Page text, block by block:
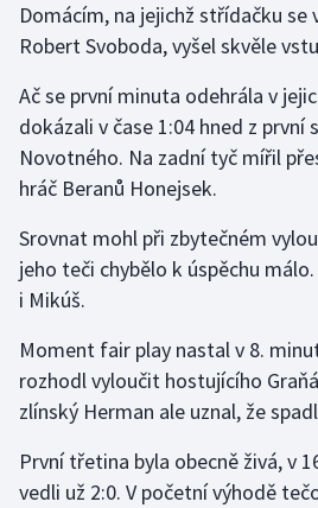
Gymnastika
Jezdectví
Judo
Krasobruslení
Lezení
Lyže a snowboard
Moderní pětiboj
Motorsport
Domácím, na jejichž střídačku
Robert Svoboda, vyšel skvěle
Ač se první minuta odehrála v
dokázali v čase 1:04 hned z
Novotného. Na zadní tyč mířil
hráč Beranů Honejsek.
Srovnat mohl při zbytečném
jeho teči chybělo k úspěchu
i Mikúš.
Moment fair play nastal v 8.
rozhodl vyloučit hostujícího
zlínský Herman ale uznal, že
První třetina byla obecně živá, v
vedli už 2:0. V početní výhodě